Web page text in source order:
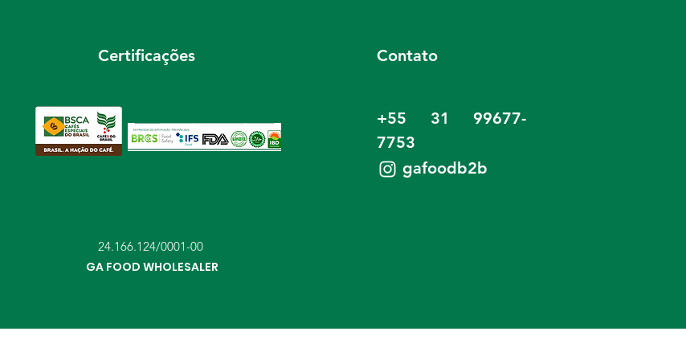
Certificações
24.166.124/0001-00
GA FOOD WHOLESALER
Contato
+55 31 99677-
7753
gafoodb2b